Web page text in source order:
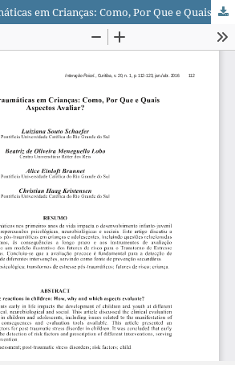
Reações Pós-Traumáticas em Crianças: Como, Por Que e Quais Aspectos Avaliar?